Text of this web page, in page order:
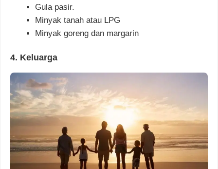
Gula pasir.
Minyak tanah atau LPG
Minyak goreng dan margarin
4. Keluarga